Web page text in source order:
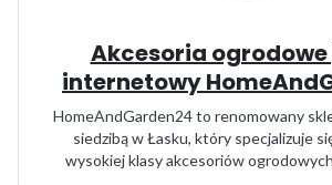
Akcesoria ogrodowe
internetowy
HomeAndGarden24 to renomowany
siedzibą w Łasku, który specjalizuje
wysokiej klasy akcesoriów